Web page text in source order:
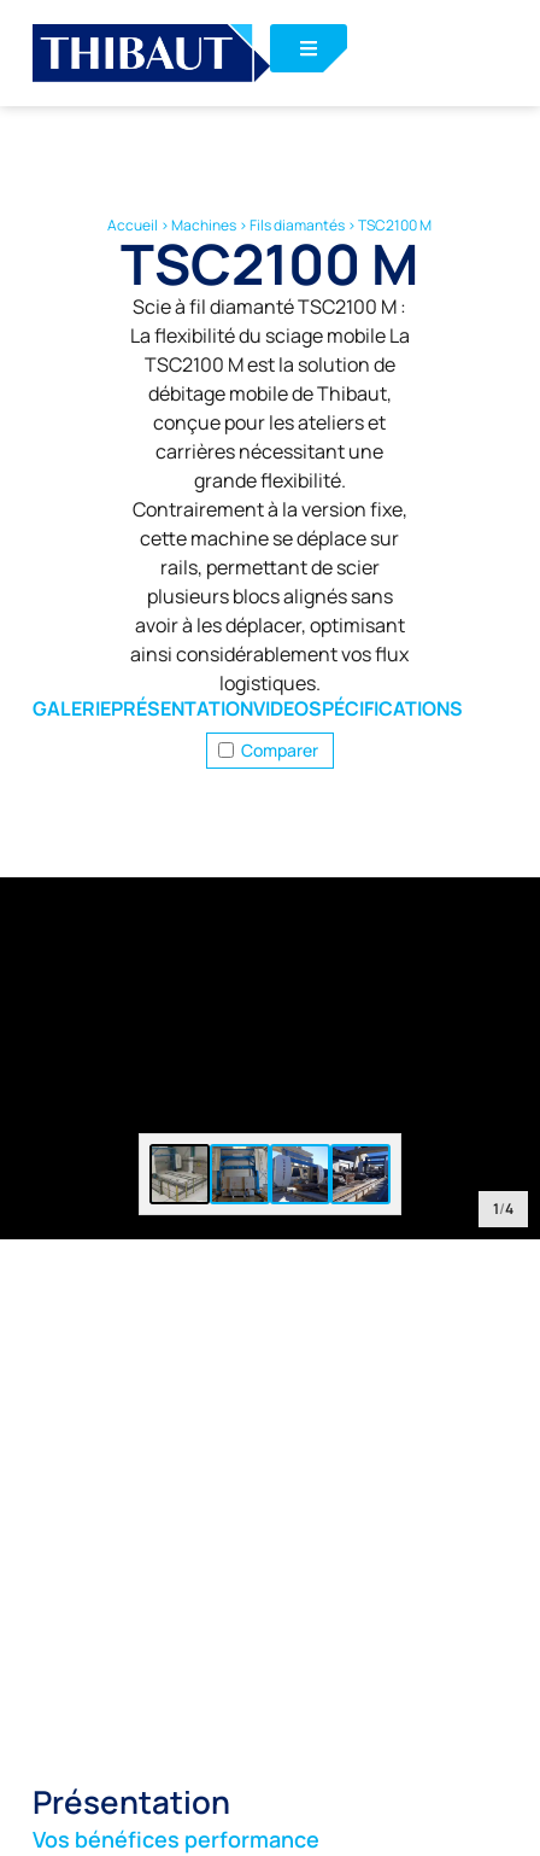
Accueil >Machines >Fils diamantés >TSC2100 M
TSC2100 M
Scie à fil diamanté TSC2100 M :
La flexibilité du sciage mobile La
TSC2100 M est la solution de
débitage mobile de Thibaut,
conçue pour les ateliers et
carrières nécessitant une
grande flexibilité.
Contrairement à la version fixe,
cette machine se déplace sur
rails, permettant de scier
plusieurs blocs alignés sans
avoir à les déplacer, optimisant
ainsi considérablement vos flux
logistiques.
GALERIEPRÉSENTATIONVIDEOSPÉCIFICATIONS
Comparer
1/4
Présentation
Vos bénéfices performance